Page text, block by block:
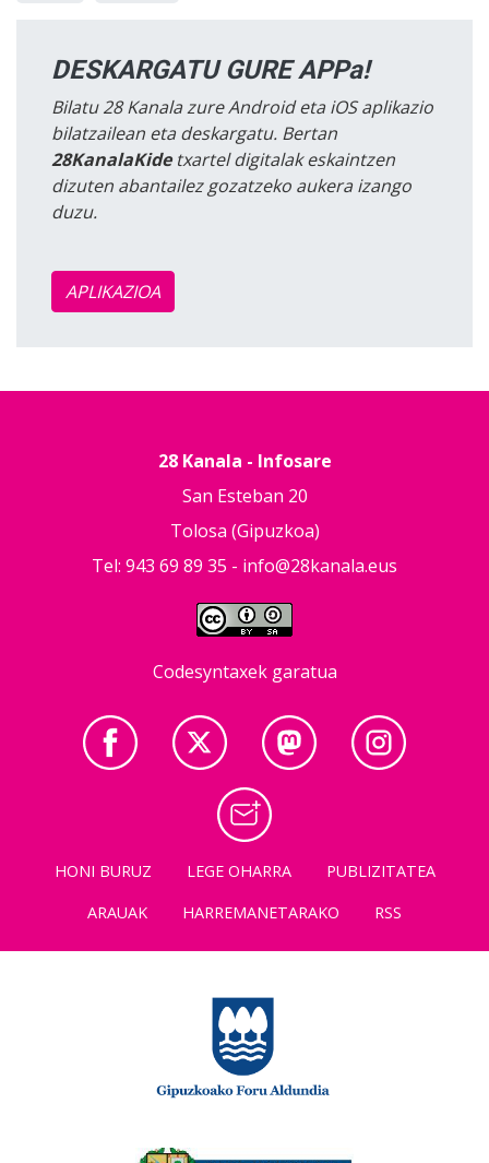
DESKARGATU GURE APPa!
Bilatu 28 Kanala zure Android eta iOS aplikazio
bilatzailean eta deskargatu. Bertan
28KanalaKidetxartel digitalak eskaintzen
dizuten abantailez gozatzeko aukera izango
duzu.
APLIKAZIOA
28 Kanala - Infosare
San Esteban 20
Tolosa (Gipuzkoa)
Tel: 943 69 89 35 - info@28kanala.eus
Codesyntaxek garatua
HONI BURUZ LEGE OHARRA
PUBLIZITATEA
ARAUAK
HARREMANETARAKO RSS